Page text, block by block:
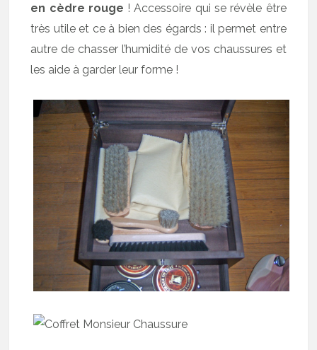
en cèdre rouge ! Accessoire qui se révèle être
très utile et ce à bien des égards : il permet entre
autre de chasser l’humidité de vos chaussures et
les aide à garder leur forme !